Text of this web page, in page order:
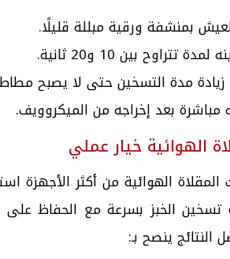
بمنشفة ورقية مبللة قليلًا.
تتراوح بين 10 و20 ثانية.
مدة التسخين حتى لا يصبح
مباشرة بعد إخراجه من الميكروويف.
الهوائية خيار عملي
الهوائية من أكثر الأجهزة
تسخين الخبز بسرعة مع الحفاظ
النتائج ينصح بـ: